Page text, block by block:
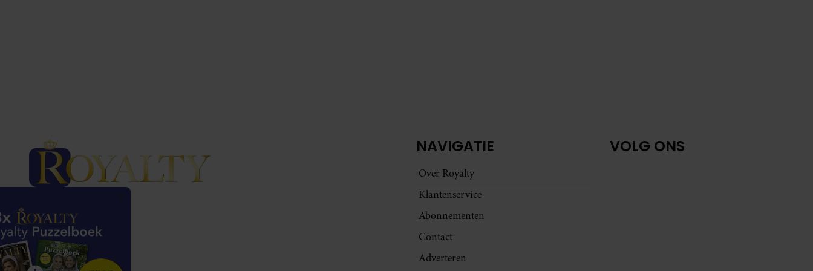
NAVIGATIE
Over Royalty
Klantenservice
Abonnementen
Contact
Adverteren
VOLG ONS